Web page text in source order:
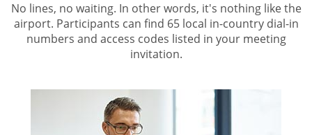
No lines, no waiting. In other words, it's nothing like the
airport. Participants can find 65 local in-country dial-in
numbers and access codes listed in your meeting
invitation.